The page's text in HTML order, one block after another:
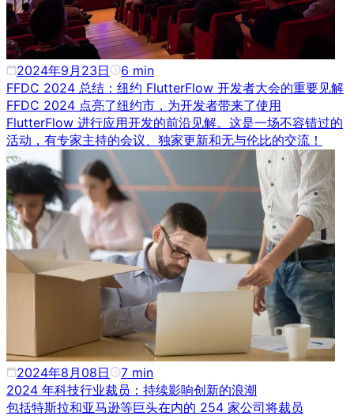
2024年9月23日 6 min
FFDC 2024 总结：纽约 FlutterFlow 开发者大会的重要见解
FFDC 2024 点亮了纽约市，为开发者带来了使用
FlutterFlow 进行应用开发的前沿见解。这是一场不容错过的
活动，有专家主持的会议、独家更新和无与伦比的交流！
2024年8月08日 7 min
2024 年科技行业裁员：持续影响创新的浪潮
包括特斯拉和亚马逊等巨头在内的 254 家公司将裁员